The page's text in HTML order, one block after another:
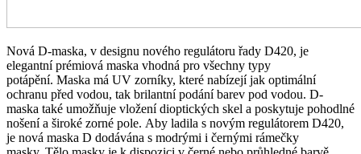
Nová D-maska, v designu nového regulátoru řady D420, je
elegantní prémiová maska vhodná pro všechny typy
potápění. Maska má UV zorníky, které nabízejí jak optimální
ochranu před vodou, tak brilantní podání barev pod vodou. D-
maska také umožňuje vložení dioptických skel a poskytuje pohodlné
nošení a široké zorné pole. Aby ladila s novým regulátorem D420,
je nová maska D dodávána s modrými i černými rámečky